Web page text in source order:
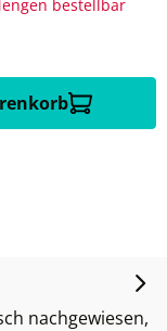
bestellbar
nachgewiesen,